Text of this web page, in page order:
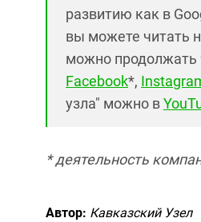
развитию как в
вы можете читать
можно продолжать
Facebook*,
узла" можно в
* деятельность
Автор: Кавказский Узел